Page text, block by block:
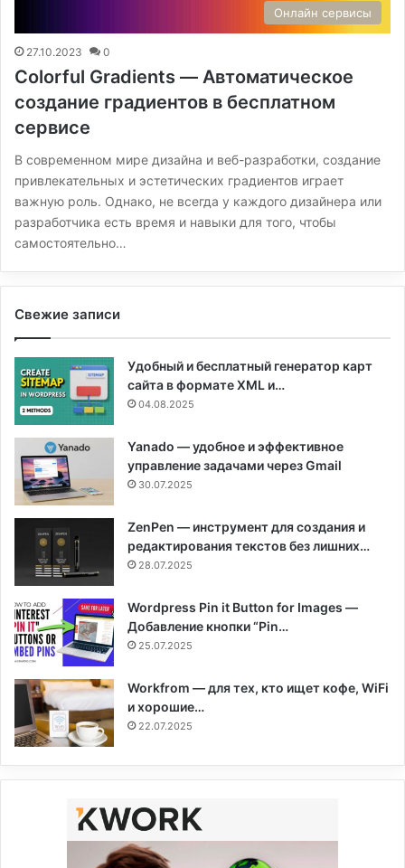
Онлайн сервисы
27.10.2023 0
Colorful Gradients — Автоматическое
создание градиентов в бесплатном
сервисе
В современном мире дизайна и веб-разработки, создание
привлекательных и эстетических градиентов играет
важную роль. Однако, не всегда у каждого дизайнера или
разработчика есть время и навыки для того, чтобы
самостоятельно…
Свежие записи
Удобный и бесплатный генератор карт
сайта в формате XML и…
04.08.2025
Yanado — удобное и эффективное
управление задачами через Gmail
30.07.2025
ZenPen — инструмент для создания и
редактирования текстов без лишних…
28.07.2025
Wordpress Pin it Button for Images —
Добавление кнопки “Pin…
25.07.2025
Workfrom — для тех, кто ищет кофе, WiFi
и хорошие…
22.07.2025